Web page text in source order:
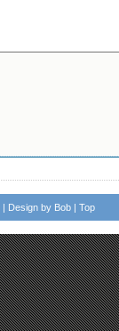
| Design by Bob | Top